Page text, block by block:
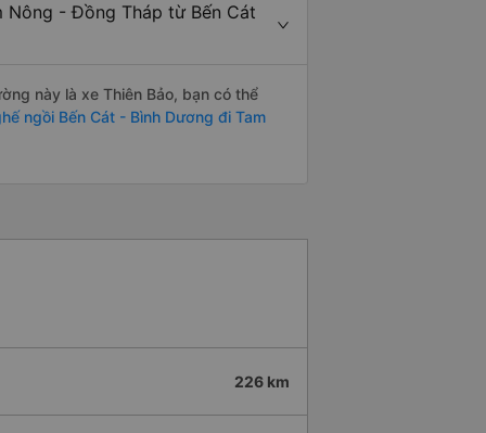
Nông - Đồng Tháp từ Bến Cát
này là xe Thiên Bảo, bạn có thể
ngồi Bến Cát - Bình Dương đi Tam
226 km